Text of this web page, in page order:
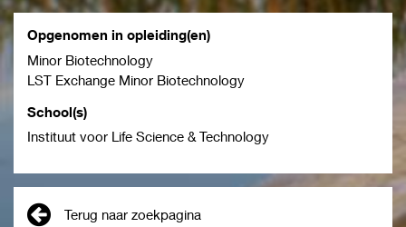
Opgenomen in opleiding(en)
Minor Biotechnology
LST Exchange Minor Biotechnology
School(s)
Instituut voor Life Science & Technology
Terug naar zoekpagina